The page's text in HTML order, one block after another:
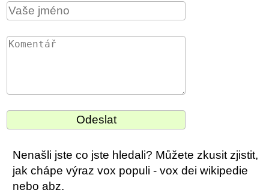
Nenašli jste co jste hledali? Můžete zkusit zjistit,
jak chápe výraz vox populi - vox dei wikipedie
nebo abz.